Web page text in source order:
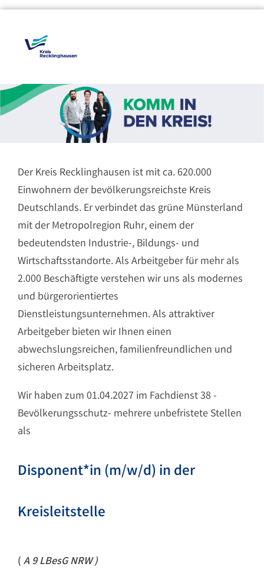
Der Kreis Recklinghausen ist mit ca. 620.000
Einwohnern der bevölkerungsreichste Kreis
Deutschlands. Er verbindet das grüne Münsterland
mit der Metropolregion Ruhr, einem der
bedeutendsten Industrie-, Bildungs- und
Wirtschaftsstandorte. Als Arbeitgeber für mehr als
2.000 Beschäftigte verstehen wir uns als modernes
und bürgerorientiertes
Dienstleistungsunternehmen. Als attraktiver
Arbeitgeber bieten wir Ihnen einen
abwechslungsreichen, familienfreundlichen und
sicheren Arbeitsplatz.
Wir haben zum 01.04.2027 im Fachdienst 38 -
Bevölkerungsschutz- mehrere unbefristete Stellen
als
Disponent*in (m/w/d) in der
Kreisleitstelle
(A 9 LBesG NRW )